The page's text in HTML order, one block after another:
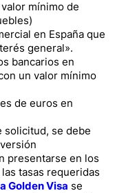
mínimo de
en España que
general».
bancarios en
un valor mínimo
de euros en
solicitud, se debe
presentarse en los
tasas requeridas
Golden Visa se